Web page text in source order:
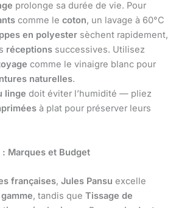
prolonge sa durée de vie. Pour
comme le coton, un lavage à 60°C
en polyester sèchent rapidement,
réceptions successives. Utilisez
comme le vinaigre blanc pour
naturelles.
linge doit éviter l’humidité — pliez
à plat pour préserver leurs
: Marques et Budget
françaises, Jules Pansu excelle
, tandis que Tissage de